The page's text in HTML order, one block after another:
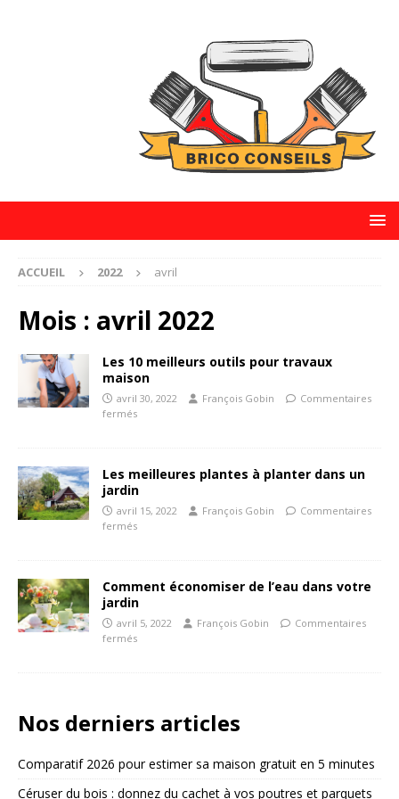
ACCUEIL 2022 avril
Mois : avril 2022
Les 10 meilleurs outils pour travaux
maison
avril 30, 2022 François Gobin
Commentaires
fermés
Les meilleures plantes à planter dans un
jardin
avril 15, 2022 François Gobin
Commentaires
fermés
Comment économiser de l’eau dans votre
jardin
avril 5, 2022 François Gobin
Commentaires
fermés
Nos derniers articles
Comparatif 2026 pour estimer sa maison gratuit en 5 minutes
Céruser du bois : donnez du cachet à vos poutres et parquets